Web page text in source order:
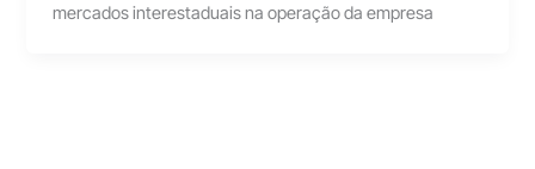
mercados interestaduais na operação da empresa